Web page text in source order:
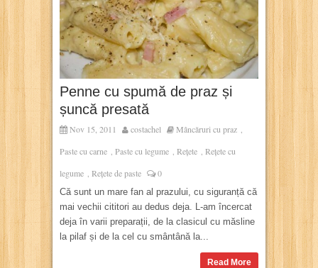
Penne cu spumă de praz și
șuncă presată
Nov 15, 2011 costachel Mâncăruri cu praz
Paste cu carne Paste cu legume Rețete
Rețete cu
legume
Rețete de paste 0
Că sunt un mare fan al prazului, cu siguranță că
mai vechii cititori au dedus deja. L-am încercat
deja în varii preparații, de la clasicul cu măsline
la pilaf și de la cel cu smântână la...
Read More